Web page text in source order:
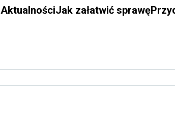
AktualnościJak załatwić sprawę